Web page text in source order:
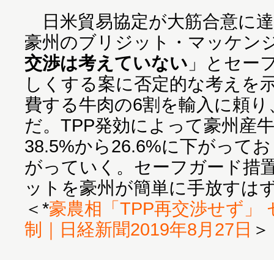
日米貿易協定が大筋合意に
豪州のブリジット・マッケン
交渉は考えていない 」とセー
しくする案に否定的な考えを
費する牛肉の6割を輸入に頼
だ。TPP発効によって豪州産
38.5%から26.6%に下がって
がっていく。セーフガード措
ットを豪州が簡単に手放すは
＜*豪農相「TPP再交渉せず」
制｜日経新聞2019年8月27日 ＞